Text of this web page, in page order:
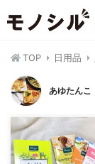
TOP 日用品
あゆたんこ